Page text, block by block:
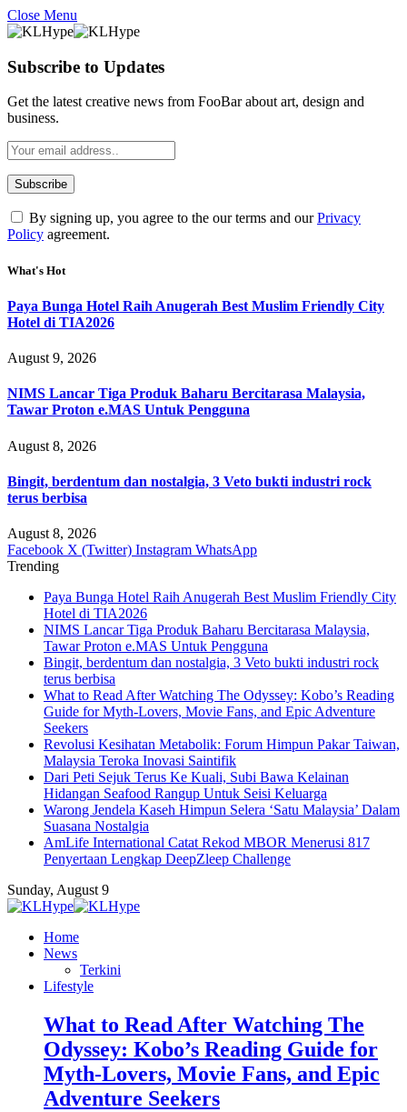
Close Menu
Subscribe to Updates
Get the latest creative news from FooBar about art, design and
business.
By signing up, you agree to the our terms and ourPrivacy
Policy agreement.
What's Hot
Paya Bunga Hotel Raih Anugerah Best Muslim Friendly City
Hotel di TIA2026
August 9, 2026
NIMS Lancar Tiga Produk Baharu Bercitarasa Malaysia,
Tawar Proton e.MAS Untuk Pengguna
August 8, 2026
Bingit, berdentum dan nostalgia, 3 Veto bukti industri rock
terus berbisa
August 8, 2026
Facebook X (Twitter) Instagram WhatsApp
Trending
Paya Bunga Hotel Raih Anugerah Best Muslim Friendly City
Hotel di TIA2026
NIMS Lancar Tiga Produk Baharu Bercitarasa Malaysia,
Tawar Proton e.MAS Untuk Pengguna
Bingit, berdentum dan nostalgia, 3 Veto bukti industri rock
terus berbisa
What to Read After Watching The Odyssey: Kobo’s Reading
Guide for Myth-Lovers, Movie Fans, and Epic Adventure
Seekers
Revolusi Kesihatan Metabolik: Forum Himpun Pakar Taiwan,
Malaysia Teroka Inovasi Saintifik
Dari Peti Sejuk Terus Ke Kuali, Subi Bawa Kelainan
Hidangan Seafood Rangup Untuk Seisi Keluarga
Warong Jendela Kaseh Himpun Selera ‘Satu Malaysia’ Dalam
Suasana Nostalgia
AmLife International Catat Rekod MBOR Menerusi 817
Penyertaan Lengkap DeepZleep Challenge
Sunday, August 9
Home
News
Terkini
Lifestyle
What to Read After Watching The
Odyssey: Kobo’s Reading Guide for
Myth-Lovers, Movie Fans, and Epic
Adventure Seekers